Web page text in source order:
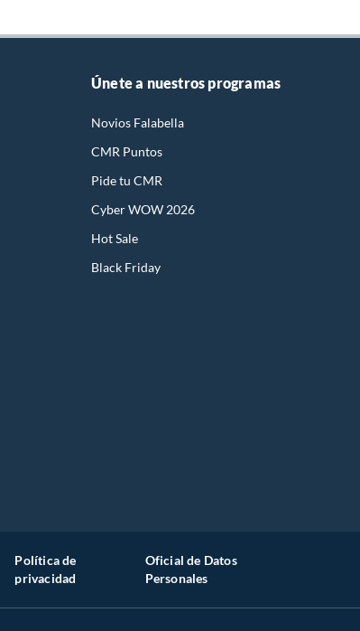
Únete a nuestros programas
Novios Falabella
CMR Puntos
Pide tu CMR
Cyber WOW 2026
Hot Sale
Black Friday
Política de
privacidad
Oficial de Datos
Personales